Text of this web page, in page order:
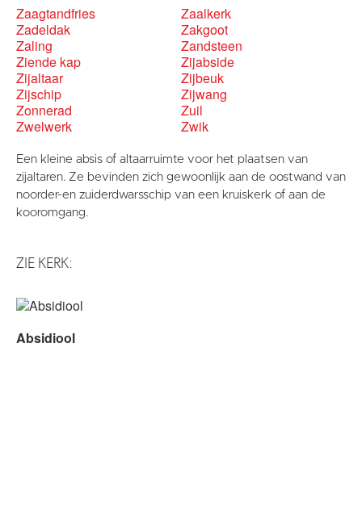
Zaagtandfries
Zaalkerk
Zadeldak
Zakgoot
Zaling
Zandsteen
Ziende kap
Zijabside
Zijaltaar
Zijbeuk
Zijschip
Zijwang
Zonnerad
Zuil
Zwelwerk
Zwik
Een kleine absis of altaarruimte voor het plaatsen van
zijaltaren. Ze bevinden zich gewoonlijk aan de oostwand van
noorder-en zuiderdwarsschip van een kruiskerk of aan de
kooromgang.
ZIE KERK:
Absidiool